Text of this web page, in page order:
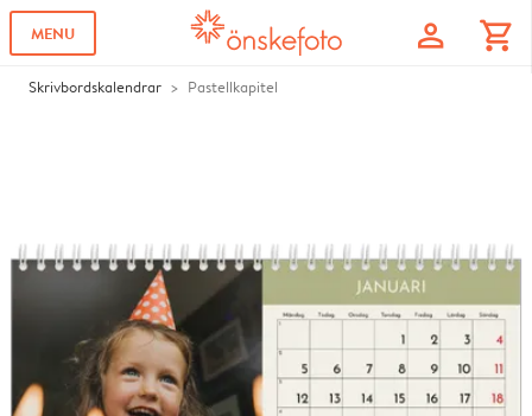
MENU profile shopping_cart
Skrivbordskalendrar Pastellkapitel